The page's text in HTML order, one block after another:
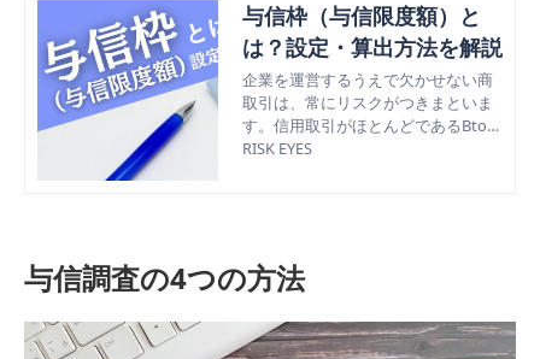
与信枠（与信限度額）と
は？設定・算出方法を解説
企業を運営するうえで欠かせない商
取引は、常にリスクがつきまといま
す。信用取引がほとんどであるBtoB
企業においては、与信管理が自社の
RISK EYES
与信調査の4つの方法